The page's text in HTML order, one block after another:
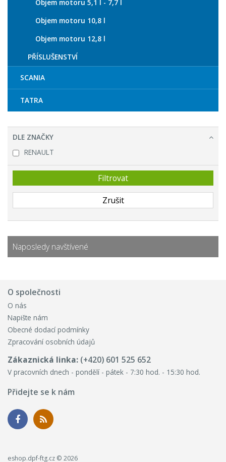
Objem motoru 5,1 l - 7,7 l
Objem motoru 10,8 l
Objem motoru 12,8 l
PŘÍSLUŠENSTVÍ
SCANIA
TATRA
DLE ZNAČKY
RENAULT
Naposledy navštívené
O společnosti
O nás
Napište nám
Obecné dodací podmínky
Zpracování osobních údajů
Zákaznická linka: (+420) 601 525 652
V pracovních dnech - pondělí - pátek - 7:30 hod. - 15:30 hod.
Přidejte se k nám
eshop.dpf-ftg.cz © 2026